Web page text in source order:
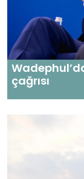
çağrısı